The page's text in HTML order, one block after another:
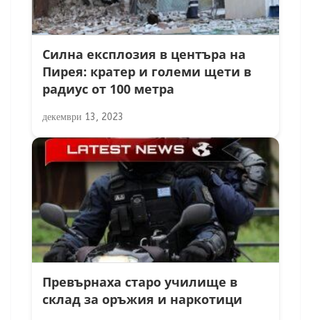
Силна експлозия в центъра на
Пирея: кратер и големи щети в
радиус от 100 метра
декември 13, 2023
Превърнаха старо училище в
склад за оръжия и наркотици